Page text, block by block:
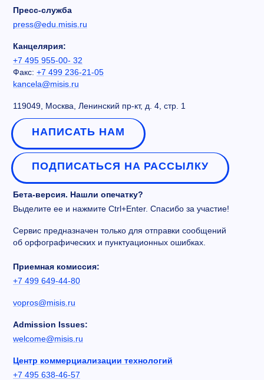
Пресс-служба
press@edu.misis.ru
Канцелярия:
+7 495 955-00- 32
Факс: +7 499 236-21-05
kancela@misis.ru
119049, Москва, Ленинский пр-кт, д. 4, стр. 1
НАПИСАТЬ НАМ
ПОДПИСАТЬСЯ НА РАССЫЛКУ
Бета-версия. Нашли опечатку?
Выделите ее и нажмите Ctrl+Enter. Спасибо за участие!
Сервис предназначен только для отправки сообщений
об орфографических и пунктуационных ошибках.
Приемная комиссия:
+7 499 649-44-80
vopros@misis.ru
Admission Issues:
welcome@misis.ru
Центр коммерциализации технологий
+7 495 638-46-57